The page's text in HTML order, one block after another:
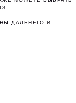
ДАЛЬНЕГО И